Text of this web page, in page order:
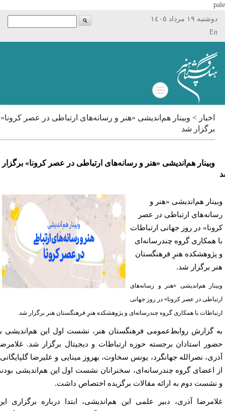
دوشنبه ١٩ مرداد ١٤٠٥
En
اخبار > وبینار هم‌اندیشی «هنر و رسانه‌های ارتباطی در عصر کرونا»
برگزار شد
وبینار هم‌اندیشی «هنر و رسانه‌های ارتباطی در عصر کرونا» برگزار
هم‌اندیشی «هنر و
ارتباطی در عصر
در روز جهانی ارتباطات
همکاری گروه چندرسانه‌ای
هنرِ فرهنگستان
برگزار شد.
هم‌اندیشی «هنر و رسانه‌های
در عصر کرونا» در روز جهانی
با همکاری گروه چندرسانه‌ای و پژوهشکده هنرِ فرهنگستان هنر برگزار شد.
گزارش روابط‌عمومی فرهنگستان هنر، نشست اول این هم‌اندیشی با
استادان برجسته حوزه ارتباطات و دیجیتال برگزار شد. غلامرضا
نصرالله جهانگرد، یونس سخاوت، بهروز مینایی و علیرضا گلپایگانی،
اعضای گروه چندرسانه‌ای، سخنرانان نشست اول این هم‌اندیشی بودند
دوم به ارائه مقالات برگزیده اختصاص داشت.
آذری، دبیر علمی این هم‌اندیشی، ابتدا درباره برگزاری این